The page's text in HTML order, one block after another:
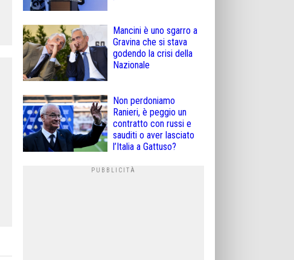
Mancini è uno sgarro a
Gravina che si stava
godendo la crisi della
Nazionale
Non perdoniamo
Ranieri, è peggio un
contratto con russi e
sauditi o aver lasciato
l’Italia a Gattuso?